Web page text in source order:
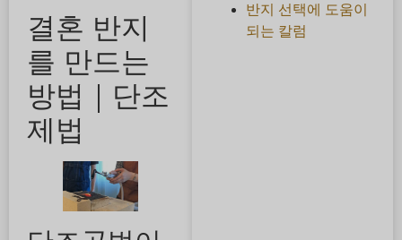
결혼 반지
를 만드는
방법｜단조
제법
반지 선택에 도움이
되는 칼럼